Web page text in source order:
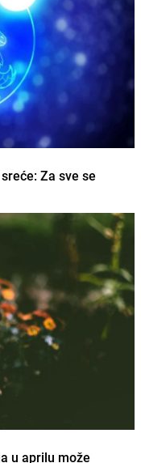
Za sve se
u aprilu može